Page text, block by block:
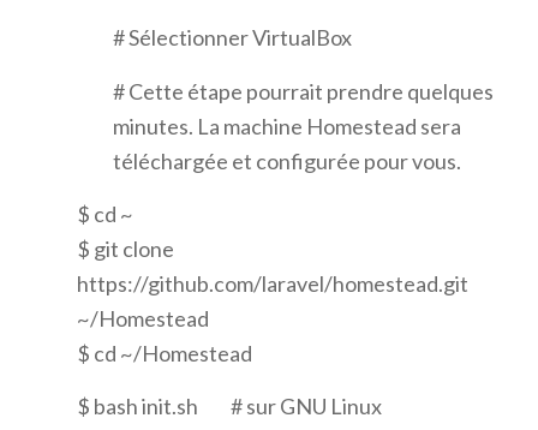
# Sélectionner VirtualBox
# Cette étape pourrait prendre quelques
minutes. La machine Homestead sera
téléchargée et configurée pour vous.
$ cd ~
$ git clone
https://github.com/laravel/homestead.git
~/Homestead
$ cd ~/Homestead
$ bash init.sh # sur GNU Linux